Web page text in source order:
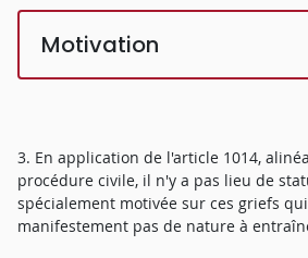
Motivation
3. En application de l'article 1014,
procédure civile, il n'y a pas lieu de
spécialement motivée sur ces griefs
manifestement pas de nature à